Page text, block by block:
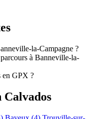
la-Campagne ?
à Banneville-la-
en GPX ?
Calvados